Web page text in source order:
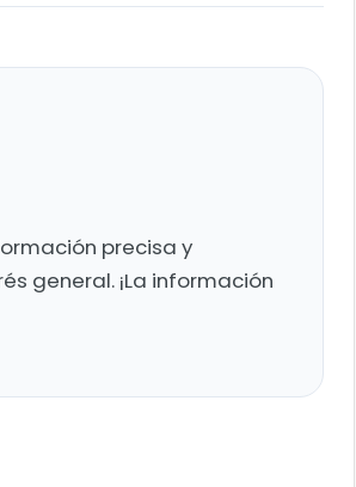
precisa y
general. ¡La información